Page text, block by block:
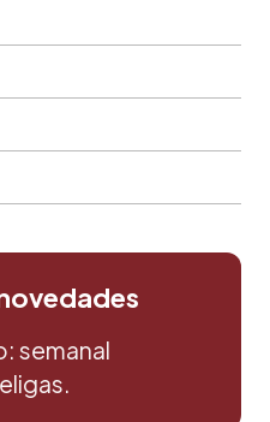
semanal